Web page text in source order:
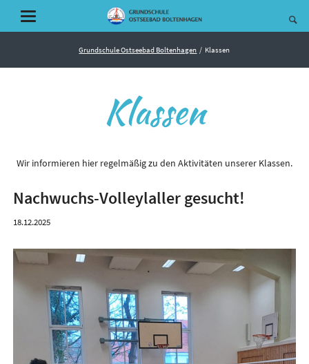
Grundschule Ostseebad Boltenhagen Klassen
Klassen
Wir informieren hier regelmäßig zu den Aktivitäten unserer Klassen.
Nachwuchs-Volleylaller gesucht!
18.12.2025